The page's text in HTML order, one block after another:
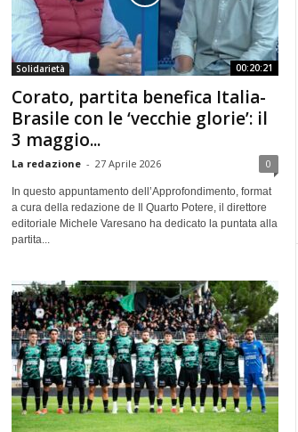
00:20:21
Solidarietà
Corato, partita benefica Italia-
Brasile con le ‘vecchie glorie’: il
3 maggio...
La redazione - 27 Aprile 2026 0
In questo appuntamento dell’Approfondimento, format
a cura della redazione de Il Quarto Potere, il direttore
editoriale Michele Varesano ha dedicato la puntata alla
partita...